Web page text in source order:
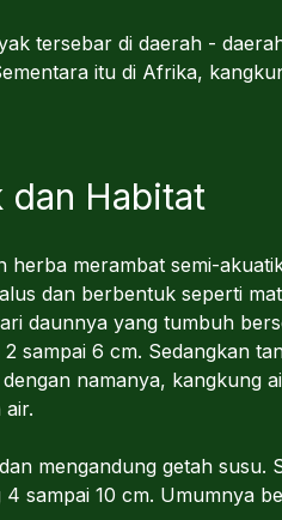
tersebar di daerah -
itu di Afrika,
dan Habitat
herba merambat semi-
dan berbentuk seperti
daunnya yang tumbuh
sampai 6 cm. Sedangkan
namanya,
air.
mengandung getah
sampai 10 cm. Umumnya